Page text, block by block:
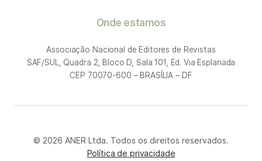
Onde estamos
Associação Nacional de Editores de Revistas
SAF/SUL, Quadra 2, Bloco D, Sala 101, Ed. Via Esplanada
CEP 70070-600 – BRASÍLIA – DF
© 2026 ANER Ltda. Todos os direitos reservados.
Política de privacidade